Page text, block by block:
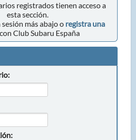
registrados tienen acceso a
esta sección.
más abajo o registra una
con Club Subaru España